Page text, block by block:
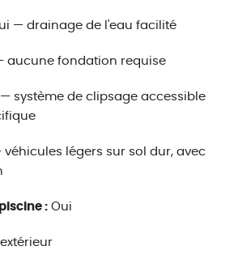
— drainage de l'eau facilité
aucune fondation requise
système de clipsage accessible
véhicules légers sur sol dur, avec
: Oui